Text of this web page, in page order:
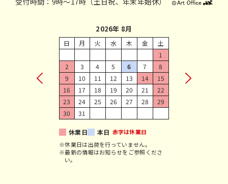
2026年 8月
日 月 火 水 木 金
土
1
2
3 4 5 6 7
8
9
10 11 12 13 14
15
16
17 18 19 20 21
22
23
24 25 26 27 28
29
30
31
休業日 本日 赤字は休業日
※休業日は出荷を行っていません。
※最新の情報はお知らせをご参照くださ
い。